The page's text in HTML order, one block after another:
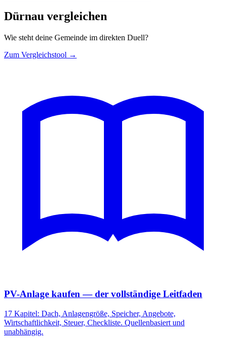
Dürnau vergleichen
Wie steht deine Gemeinde im direkten Duell?
Zum Vergleichstool →
PV-Anlage kaufen — der vollständige Leitfaden
17 Kapitel: Dach, Anlagengröße, Speicher, Angebote,
Wirtschaftlichkeit, Steuer, Checkliste. Quellenbasiert und
unabhängig.